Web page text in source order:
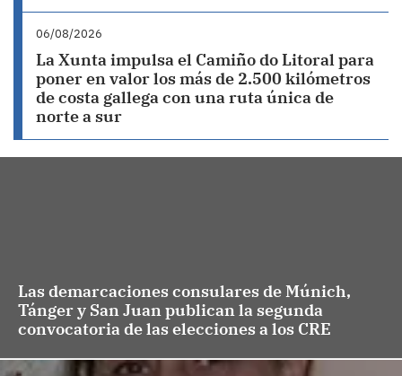
06/08/2026
La Xunta impulsa el Camiño do Litoral para
poner en valor los más de 2.500 kilómetros
de costa gallega con una ruta única de
norte a sur
Las demarcaciones consulares de Múnich,
Tánger y San Juan publican la segunda
convocatoria de las elecciones a los CRE